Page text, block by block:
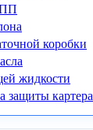
коробки
жидкости
защиты картера